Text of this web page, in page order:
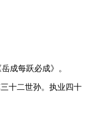
成每跃必成》。
十二世孙。执业四十